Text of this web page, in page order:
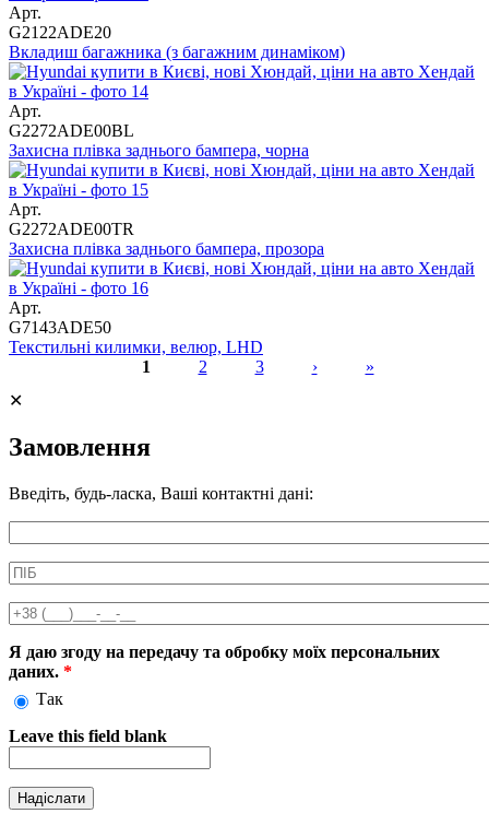
Арт.
G2122ADE20
Вкладиш багажника (з багажним динаміком)
Арт.
G2272ADE00BL
Захисна плівка заднього бампера, чорна
Арт.
G2272ADE00TR
Захисна плівка заднього бампера, прозора
Арт.
G7143ADE50
Текстильні килимки, велюр, LHD
Сторінки
1 2 3 ›
»
✕
Замовлення
Введіть, будь-ласка, Ваші контактні дані:
ПІБ
Телефон
Я даю згоду на передачу та обробку моїх персональних
даних. *
Так
Leave this field blank